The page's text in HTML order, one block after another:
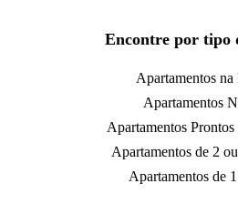
Encontre por tipo
Apartamentos na
Apartamentos
Apartamentos
Apartamentos de 2
Apartamentos de